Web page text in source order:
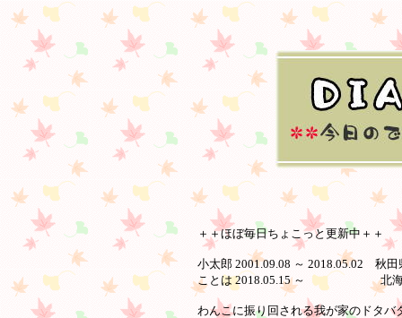
＋＋ほぼ毎日ちょこっと更新中＋＋
小太郎 2001.09.08 ～ 2018.05.02 秋田
ことは 2018.05.15 ～ 北海
わんこに振り回される我が家のドタバ